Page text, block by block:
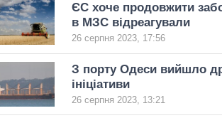
ЄС хоче продовжити
в МЗС відреагували
26 серпня 2023, 17:56
З порту Одеси вийшло
ініціативи
26 серпня 2023, 13:21